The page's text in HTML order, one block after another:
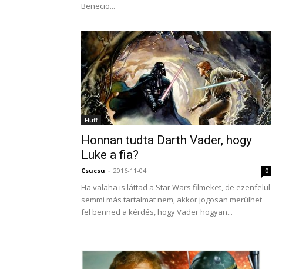
Benecio...
Fluff
Honnan tudta Darth Vader, hogy
Luke a fia?
Csucsu - 2016-11-04 0
Ha valaha is láttad a Star Wars filmeket, de ezenfelül
semmi más tartalmat nem, akkor jogosan merülhet
fel benned a kérdés, hogy Vader hogyan...